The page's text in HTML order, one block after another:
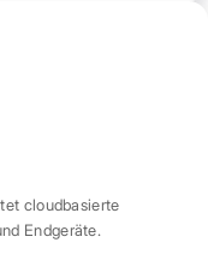
cloudbasierte
Endgeräte.